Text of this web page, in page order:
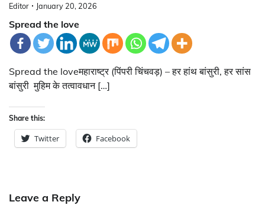
Editor January 20, 2026
Spread the love
Spread the loveमहाराष्ट्र (पिंपरी चिंचवड़) – हर हांथ बांसुरी, हर सांस
बांसुरी मुहिम के तत्वावधान […]
Share this:
Twitter Facebook
Leave a Reply